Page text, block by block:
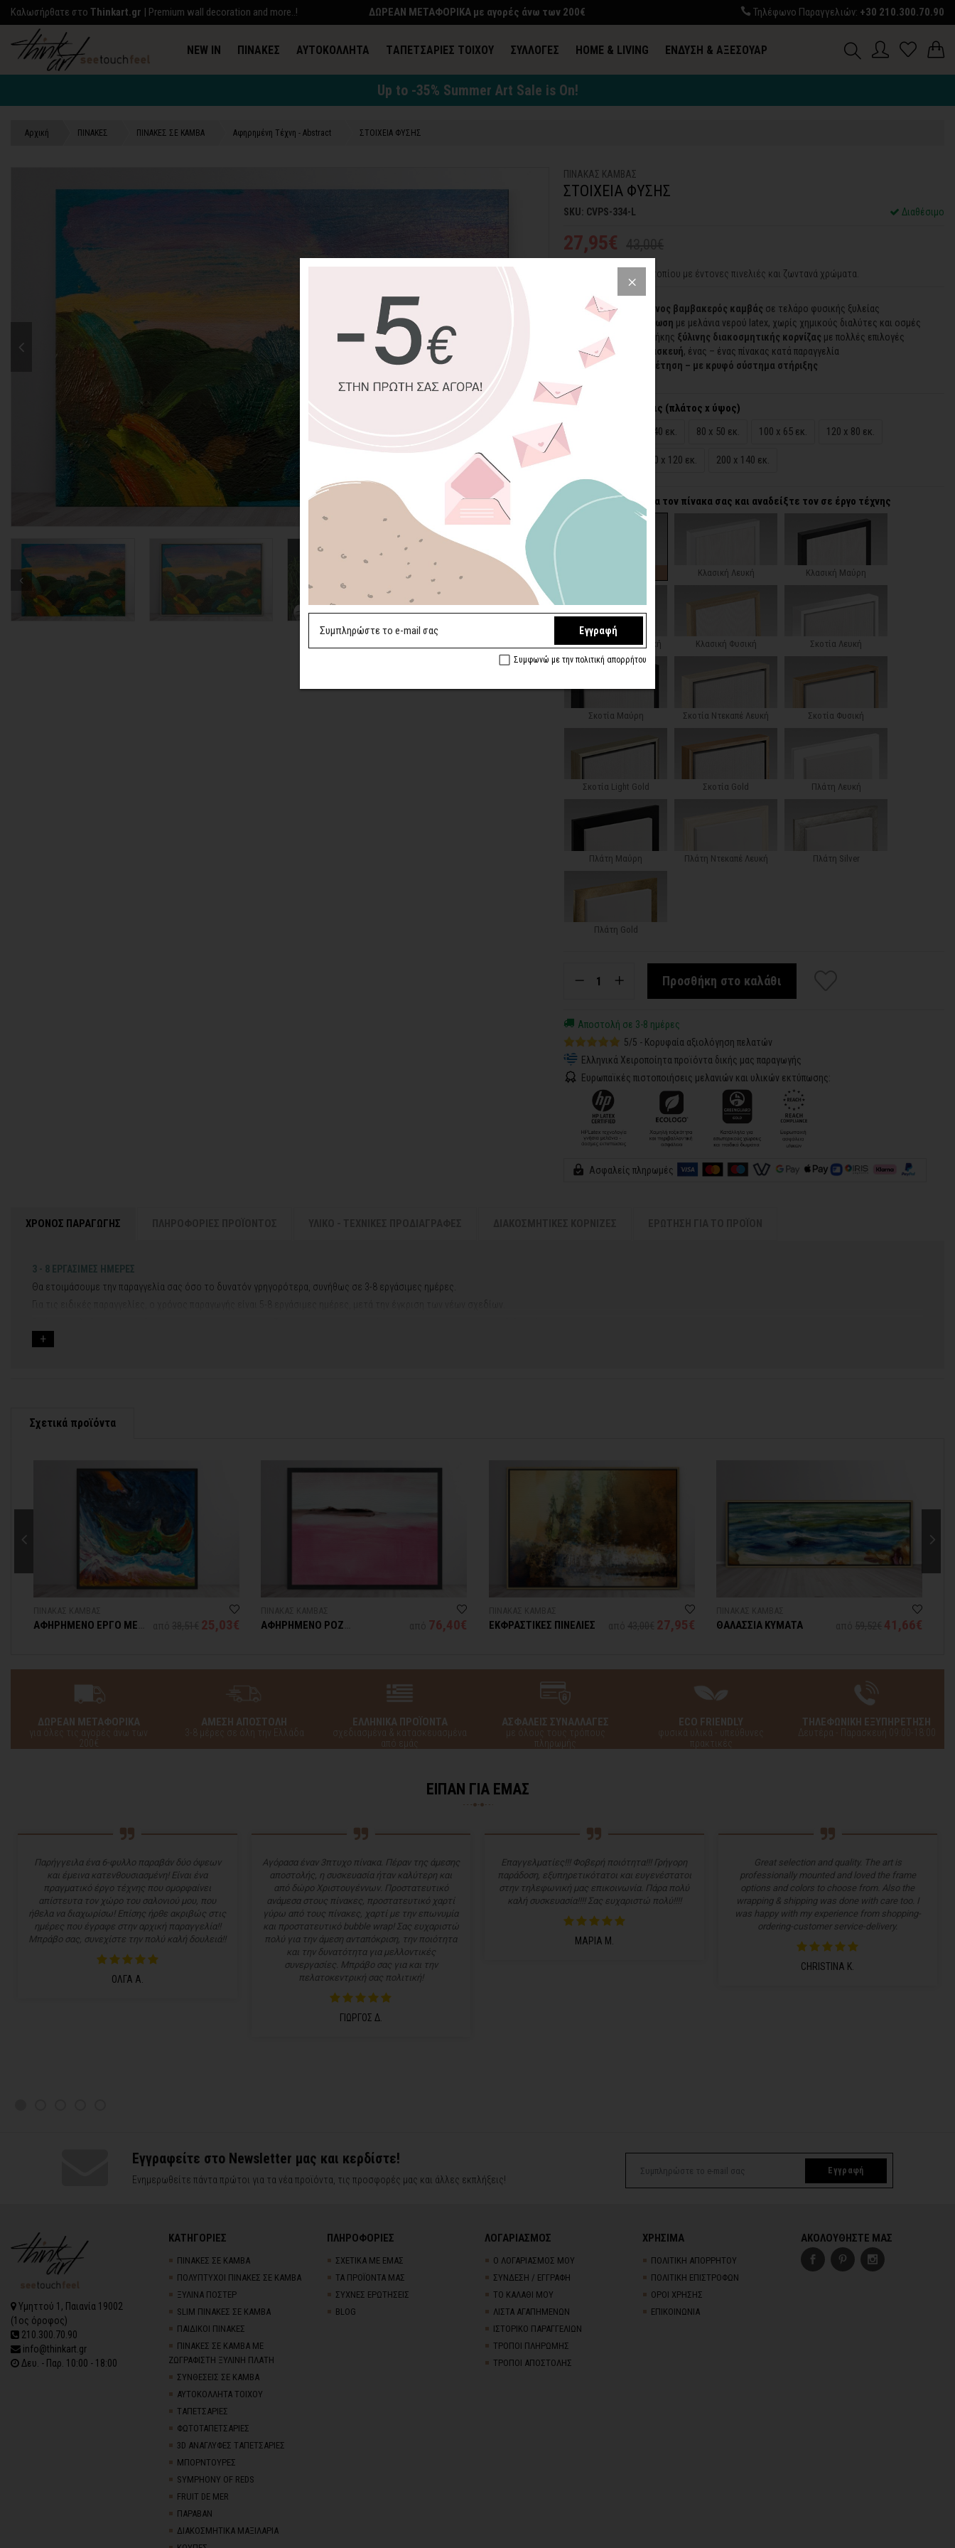
Kαλωσήρθατε στο Thinkart.gr | Premium wall decoration and more..! ΔΩΡΕΑΝ ΜΕΤΑΦΟΡΙΚΑ με αγορές άνω των 200€ Τηλέφωνο Παραγγελιών: +30 210.300.70.90
NEW IN ΠΙΝΑΚΕΣ ΑΥΤΟΚΟΛΛΗΤΑ TΑΠΕΤΣΑΡΙΕΣ ΤΟΙΧΟΥ ΣΥΛΛΟΓΕΣ HOME & LIVING ΕΝΔΥΣΗ & ΑΞΕΣΟΥΑΡ
Up to -35% Summer Art Sale is On!
Αρχική ΠΙΝΑΚΕΣ ΠΙΝΑΚΕΣ ΣΕ ΚΑΜΒΑ Αφηρημένη Τέχνη - Abstract ΣΤΟΙΧΕΙΑ ΦΥΣΗΣ
ΠΙΝΑΚΑΣ ΚΑΜΒΑΣ
ΣΤΟΙΧΕΙΑ ΦΥΣΗΣ
SKU: CVPS-334-L Διαθέσιμο
27,95€
Αφηρημένη απόδοση τοπίου με έντονες πινελιές και ζωντανά χρώματα.
100% πιστοποιημένος βαμβακερός καμβάς σε τελάρο φυσικής ξυλείας
Οικολογική εκτύπωση με μελάνια νερού latex, χωρίς χημικούς διαλύτες και οσμές
Δυνατότητα προσθήκης ξύλινης διακοσμητικής κορνίζας με πολλές επιλογές
Χειροποίητη κατασκευή, ένας – ένας πίνακας κατά παραγγελία
Έτοιμοι για τοποθέτηση – με κρυφό σύστημα στήριξης
Επιλέξτε διαστάσεις (πλάτος x ύψος)
65 x 40 εκ. 80 x 50 εκ. 100 x 65 εκ. 120 x 80 εκ.
180 x 120 εκ. 200 x 140 εκ.
Επιλέξτε κορνίζα για τον πίνακα σας και αναδείξτε τον σε έργο τέχνης
Κλασική Λευκή Κλασική Μαύρη
Κλασική Ντεκαπέ Λευκή Κλασική Φυσική Σκοτία Λευκή
Σκοτία Μαύρη Σκοτία Ντεκαπέ Λευκή Σκοτία Φυσική
Σκοτία Light Gold Σκοτία Gold Πλάτη Λευκή
Πλάτη Μαύρη Πλάτη Ντεκαπέ Λευκή Πλάτη Silver
Πλάτη Gold
Προσθήκη στο καλάθι
Αποστολή σε 3-8 ημέρες
5/5 - Κορυφαία αξιολόγηση πελατών
Ελληνικά Χειροποίητα προϊόντα δικής μας παραγωγής
Ευρωπαϊκές πιστοποιήσεις μελανιών και υλικών εκτύπωσης:
Ασφαλείς πληρωμές
ΧΡΟΝΟΣ ΠΑΡΑΓΩΓΗΣ
3 - 8 ΕΡΓΑΣΙΜΕΣ ΗΜΕΡΕΣ
Θα ετοιμάσουμε την παραγγελία σας όσο το δυνατόν γρηγορότερα, συνήθως σε 3-8 εργάσιμες ημέρες.
Εάν η αποστολή πραγματοποιείται κατά τη διάρκεια μεγάλων εορτών ή αργιών ή καλοκαιρινών διακοπών, μπορεί να χρειαστεί λίγος περισσότερος χρόνος για να παραδοθεί.
Σχετικά προϊόντα
ΑΦΗΡΗΜΕΝΟ ΕΡΓΟ ΜΕ
25,03€
ΑΦΗΡΗΜΕΝΟ ΡΟΖ
76,40€ ΕΚΦΡΑΣΤΙΚΕΣ ΠΙΝΕΛΙΕΣ 27,95€ ΘΑΛΑΣΣΙΑ ΚΥΜΑΤΑ 41,66€
ΔΩΡΕΑΝ ΜΕΤΑΦΟΡΙΚΑ
για όλες τις αγορές άνω των
200€
ΑΜΕΣΗ ΑΠΟΣΤΟΛΗ
3-8 μέρες σε όλη την Ελλάδα
ΕΛΛΗΝΙΚΑ ΠΡΟΪΟΝΤΑ
σχεδιασμένα & κατασκευασμένα
από εμάς
ΑΣΦΑΛΕΙΣ ΣΥΝΑΛΛΑΓΕΣ
με όλους τους τρόπους
πληρωμής
ECO FRIENDLY
φυσικά υλικά - υπεύθυνες
πρακτικές
ΤΗΛΕΦΩΝΙΚΗ ΕΞΥΠΗΡΕΤΗΣΗ
Δευτέρα - Παρασκευή 09:00-18:00
ΕΙΠΑΝ ΓΙΑ ΕΜΑΣ
Παρήγγειλα ένα 6-φυλλο παραβάν δύο όψεων
και έμεινα κατενθουσιασμένη! Είναι ένα
πραγματικό έργο τέχνης που ομορφαίνει
απίστευτα τον χώρο του σαλονιού μου, που
ήθελα να διαχωρίσω! Επίσης ήρθε ακριβώς στις
ημέρες που έγραφε στην αρχική παραγγελία!!
Μπράβο σας, συνεχίστε την πολύ καλή δουλειά!!
ΟΛΓΑ Α.
Αγόρασα έναν 3πτυχο πίνακα. Πέραν της άμεσης
αποστολής, η συσκευασία ήταν καλύτερη και
από δώρο Χριστουγέννων. Προστατευτικό
ανάμεσα στους πίνακες, προστατευτικό χαρτί
γύρω από τους πίνακες, χαρτί με την επωνυμία
και προστατευτικό bubble wrap! Σας ευχαριστώ
πολύ για την άμεση ανταπόκριση, την ποιότητα
και την δυνατότητα για μελλοντικές
συνεργασίες. Μπράβο σας για και την
πελατοκεντρική σας πολιτική!
ΓΙΩΡΓΟΣ Δ.
Επαγγελματίες!!! Φοβερή ποιότητα!!! Γρήγορη
παράδοση, εξυπηρετικότατοι και ευγενέστατοι
στην τηλεφωνική μας επικοινωνία. Πάρα πολύ
καλή συσκευασία!!!! Σας ευχαριστώ πολύ!!!!
ΜΑΡΙΑ Μ.
Great selection and quality. The art is
professionally mounted and loved the frame
options and colors to choose from. Also the
wrapping & shipping was done with care too. I
was happy with my experience from shopping-
ordering-customer service-delivery.
CHRISTINA K.
Εγγραφείτε στο Newsletter μας και κερδίστε!
Ενημερωθείτε πάντα πρώτοι για τα νέα προϊόντα, τις προσφορές μας και άλλες εκπλήξεις!
Εγγραφή
Υμηττού 1, Παιανία 19002
(1ος όροφος)
210.300.70.90
info@thinkart.gr
Δευ. - Παρ. 10:00 - 18:00
ΚΑΤΗΓΟΡΙΕΣ
ΠΙΝΑΚΕΣ ΣΕ ΚΑΜΒΑ
ΠΟΛΥΠΤΥΧΟΙ ΠΙΝΑΚΕΣ ΣΕ ΚΑΜΒΑ
ΞΥΛΙΝΑ ΠΟΣΤΕΡ
SLIM ΠΙΝΑΚΕΣ ΣΕ ΚΑΜΒΑ
ΠΑΙΔΙΚΟΙ ΠΙΝΑΚΕΣ
ΠΙΝΑΚΕΣ ΣΕ ΚΑΜΒΑ ΜΕ
ΖΩΓΡΑΦΙΣΤΗ ΞΥΛΙΝΗ ΠΛΑΤΗ
ΣΥΝΘΕΣΕΙΣ ΣΕ ΚΑΜΒΑ
ΑΥΤΟΚΟΛΛΗΤΑ ΤΟΙΧΟΥ
TΑΠΕΤΣΑΡΙΕΣ
ΦΩΤΟΤΑΠΕΤΣΑΡΙΕΣ
3D AΝΑΓΛΥΦΕΣ TΑΠΕΤΣΑΡΙΕΣ
ΜΠΟΡΝΤΟΥΡΕΣ
SYMPHONY OF REDS
FRUIT DE MER
ΠΑΡΑΒΑΝ
ΔΙΑΚΟΣΜΗΤΙΚΑ ΜΑΞΙΛΑΡΙΑ
ΠΛΗΡΟΦΟΡΙΕΣ
ΣΧΕΤΙΚΑ ΜΕ ΕΜΑΣ
ΤΑ ΠΡΟΪΟΝΤΑ ΜΑΣ
ΣΥΧΝΕΣ ΕΡΩΤΗΣΕΙΣ
BLOG
ΛΟΓΑΡΙΑΣΜΟΣ
Ο ΛΟΓΑΡΙΑΣΜΟΣ ΜΟΥ
ΣΥΝΔΕΣΗ / ΕΓΓΡΑΦΗ
ΤΟ ΚΑΛΑΘΙ ΜΟΥ
ΛΙΣΤΑ ΑΓΑΠΗΜΕΝΩΝ
ΙΣΤΟΡΙΚΟ ΠΑΡΑΓΓΕΛΙΩΝ
ΤΡΟΠΟΙ ΠΛΗΡΩΜΗΣ
ΤΡΟΠΟΙ ΑΠΟΣΤΟΛΗΣ
ΧΡΗΣΙΜΑ
ΠΟΛΙΤΙΚΗ ΑΠΟΡΡΗΤΟΥ
ΠΟΛΙΤΙΚΗ ΕΠΙΣΤΡΟΦΩΝ
ΟΡΟΙ ΧΡΗΣΗΣ
ΕΠΙΚΟΙΝΩΝΙΑ
ΑΚΟΛΟΥΘΗΣΤΕ ΜΑΣ
Εγγραφή
Συμφωνώ με την πολιτική απορρήτου